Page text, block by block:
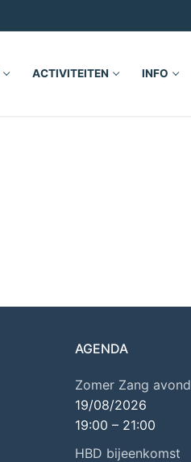
ACTIVITEITEN INFO
AGENDA
Zomer Zang avond
19/08/2026
19:00 – 21:00
HBD bijeenkomst